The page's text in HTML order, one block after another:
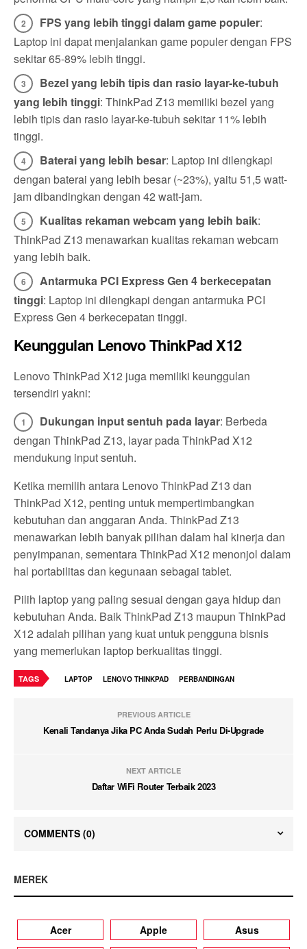
FPS yang lebih tinggi dalam game populer:
Laptop ini dapat menjalankan game populer dengan FPS
sekitar 65-89% lebih tinggi.
Bezel yang lebih tipis dan rasio layar-ke-tubuh
yang lebih tinggi: ThinkPad Z13 memiliki bezel yang
lebih tipis dan rasio layar-ke-tubuh sekitar 11% lebih
tinggi.
Baterai yang lebih besar: Laptop ini dilengkapi
dengan baterai yang lebih besar (~23%), yaitu 51,5 watt-
jam dibandingkan dengan 42 watt-jam.
Kualitas rekaman webcam yang lebih baik:
ThinkPad Z13 menawarkan kualitas rekaman webcam
yang lebih baik.
Antarmuka PCI Express Gen 4 berkecepatan
tinggi: Laptop ini dilengkapi dengan antarmuka PCI
Express Gen 4 berkecepatan tinggi.
Keunggulan Lenovo ThinkPad X12
Lenovo ThinkPad X12 juga memiliki keunggulan
tersendiri yakni:
Dukungan input sentuh pada layar: Berbeda
dengan ThinkPad Z13, layar pada ThinkPad X12
mendukung input sentuh.
Ketika memilih antara Lenovo ThinkPad Z13 dan
ThinkPad X12, penting untuk mempertimbangkan
kebutuhan dan anggaran Anda. ThinkPad Z13
menawarkan lebih banyak pilihan dalam hal kinerja dan
penyimpanan, sementara ThinkPad X12 menonjol dalam
hal portabilitas dan kegunaan sebagai tablet.
Pilih laptop yang paling sesuai dengan gaya hidup dan
kebutuhan Anda. Baik ThinkPad Z13 maupun ThinkPad
X12 adalah pilihan yang kuat untuk pengguna bisnis
yang memerlukan laptop berkualitas tinggi.
TAGS LAPTOP LENOVO THINKPAD PERBANDINGAN
PREVIOUS ARTICLE
Kenali Tandanya Jika PC Anda Sudah Perlu Di-Upgrade
NEXT ARTICLE
Daftar WiFi Router Terbaik 2023
COMMENTS (0)
MEREK
Acer Apple
Asus